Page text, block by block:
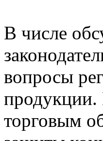
В числе
вопросы
продукции.
торговым